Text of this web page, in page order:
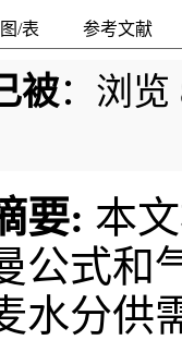
图/表 参考文献
被：浏览
要: 本
公式和
水分供